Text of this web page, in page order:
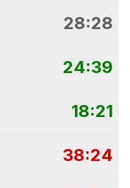
28:28
24:39
18:21
38:24